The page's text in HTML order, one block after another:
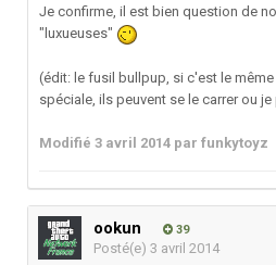
Je confirme, il est bien question de
"luxueuses"
(édit: le fusil bullpup, si c'est le
spéciale, ils peuvent se le carrer ou je
Modifié 3 avril 2014 par funkytoyz
ookun 39
Posté(e) 3 avril 2014